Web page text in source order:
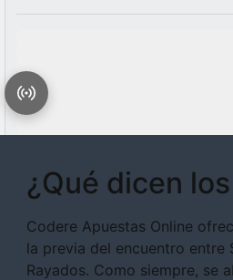
¿Qué dicen
Codere Apuestas Online
la previa del encuentro entre
Rayados. Como siempre, se